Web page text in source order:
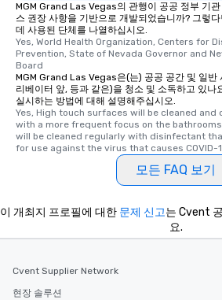
MGM Grand Las Vegas의 관행이 공공 정부 기관
스 권장 사항을 기반으로 개발되었습니까? 그렇
데 사용된 단체를 나열하십시오.
Yes, World Health Organization, Centers for
Prevention, State of Nevada Governor and
Board
MGM Grand Las Vegas은(는) 공공 공간 및 일반
리베이터 앞, 등과 같은)을 청소 및 소독하고 있나
실시하는 방법에 대해 설명해주십시오.
Yes, High touch surfaces will be cleaned
with a more frequent focus on the
will be cleaned regularly with disinfectant
for use against the virus that causes COVID-
모든 FAQ 보기
이 개최지 프로필에 대한 문제 신고는 Cvent
요.
Cvent Supplier Network
현장 솔루션